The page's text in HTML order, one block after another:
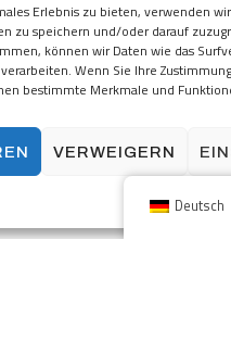
Erlebnis zu bieten, verwenden
zu speichern und/oder darauf
können wir Daten wie das
Wenn Sie Ihre
bestimmte Merkmale und
VERWEIGERN
{Titel}Deutsch